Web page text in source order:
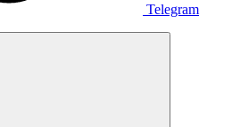
Telegram